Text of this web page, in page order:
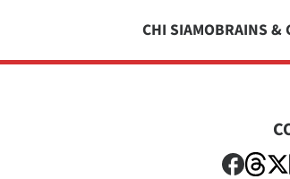
CHI SIAMOBRAINS &